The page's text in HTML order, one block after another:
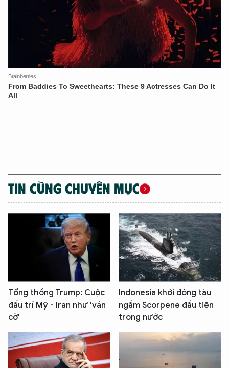
TIN CÙNG CHUYÊN MỤC
Tổng thống Trump: Cuộc
đấu trí Mỹ - Iran như 'ván
cờ'
Indonesia khởi đóng tàu
ngầm Scorpene đầu tiên
trong nước
TÔI LÀ CHATBOT CỦA
Hãy hỏi tôi bất kỳ điều gì bạn cần biết về
An Ninh Thủ Đô nhé. Tôi sẵn sàng hỗ trợ!